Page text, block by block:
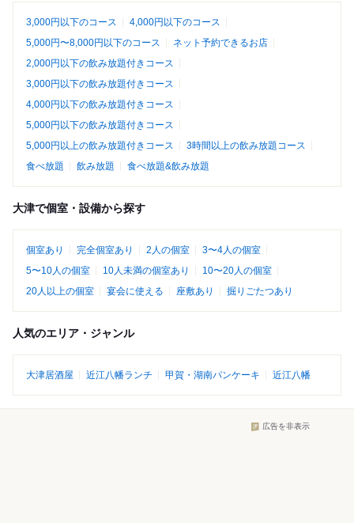
3,000円以下のコース
4,000円以下のコース
5,000円〜8,000円以下のコース
ネット予約できるお店
2,000円以下の飲み放題付きコース
3,000円以下の飲み放題付きコース
4,000円以下の飲み放題付きコース
5,000円以下の飲み放題付きコース
5,000円以上の飲み放題付きコース
3時間以上の飲み放題コース
食べ放題
飲み放題 食べ放題&飲み放題
大津で個室・設備から探す
個室あり 完全個室あり 2人の個室
3〜4人の個室
5〜10人の個室
10人未満の個室あり
10〜20人の個室
20人以上の個室
宴会に使える 座敷あり 掘りごたつあり
人気のエリア・ジャンル
大津居酒屋 近江八幡ランチ 甲賀・湖南パンケーキ 近江八幡
広告を非表示